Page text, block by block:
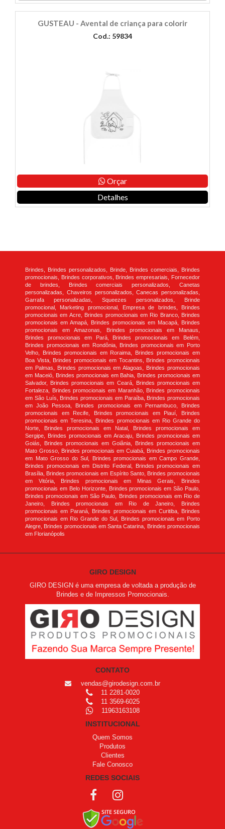
GUSTEAU - Avental de criança para colorir
Cod.: 59834
Orçar
Detalhes
Brindes, Brindes personalizados, Brinde, Brindes comerciais, Brindes
promocionais, Brindes corporativos, Brindes empresariais, Fornecedor
de brindes, Brindes comerciais personalizados, Canetas
personalizadas, Chaveiros personalizados, Canecas personalizadas,
Garrafa personalizadas, Squeezes personalizados, Brinde
promocional, Marketing promocional, Empresa de brindes, Brindes
promocionais em Acre, Brindes promocionais em Rio Branco, Brindes
promocionais em Amapá, Brindes promocionais em Macapá, Brindes
promocionais em Amazonas, Brindes promocionais em Manaus,
Brindes promocionais em Pará, Brindes promocionais em Belém,
Brindes promocionais em Rondônia, Brindes promocionais em Porto
Velho, Brindes promocionais em Roraima, Brindes promocionais em
Boa Vista, Brindes promocionais em Tocantins, Brindes promocionais
em Palmas, Brindes promocionais em Alagoas, Brindes promocionais
em Maceió, Brindes promocionais em Bahia, Brindes promocionais em
Salvador, Brindes promocionais em Ceará, Brindes promocionais em
Fortaleza, Brindes promocionais em Maranhão, Brindes promocionais
em São Luís, Brindes promocionais em Paraíba, Brindes promocionais
em João Pessoa, Brindes promocionais em Pernambuco, Brindes
promocionais em Recife, Brindes promocionais em Piauí, Brindes
promocionais em Teresina, Brindes promocionais em Rio Grande do
Norte, Brindes promocionais em Natal, Brindes promocionais em
Sergipe, Brindes promocionais em Aracaju, Brindes promocionais em
Goiás, Brindes promocionais em Goiânia, Brindes promocionais em
Mato Grosso, Brindes promocionais em Cuiabá, Brindes promocionais
em Mato Grosso do Sul, Brindes promocionais em Campo Grande,
Brindes promocionais em Distrito Federal, Brindes promocionais em
Brasília, Brindes promocionais em Espírito Santo, Brindes promocionais
em Vitória, Brindes promocionais em Minas Gerais, Brindes
promocionais em Belo Horizonte, Brindes promocionais em São Paulo,
Brindes promocionais em São Paulo, Brindes promocionais em Rio de
Janeiro, Brindes promocionais em Rio de Janeiro, Brindes
promocionais em Paraná, Brindes promocionais em Curitiba, Brindes
promocionais em Rio Grande do Sul, Brindes promocionais em Porto
Alegre, Brindes promocionais em Santa Catarina, Brindes promocionais
em Florianópolis
GIRO DESIGN
GIRO DESIGN é uma empresa de voltada a produção de
Brindes e de Impressos Promocionais.
CONTATO
vendas@girodesign.com.br
11 2281-0020
11 3569-6025
11963163108
INSTITUCIONAL
Quem Somos
Produtos
Clientes
Fale Conosco
REDES SOCIAIS